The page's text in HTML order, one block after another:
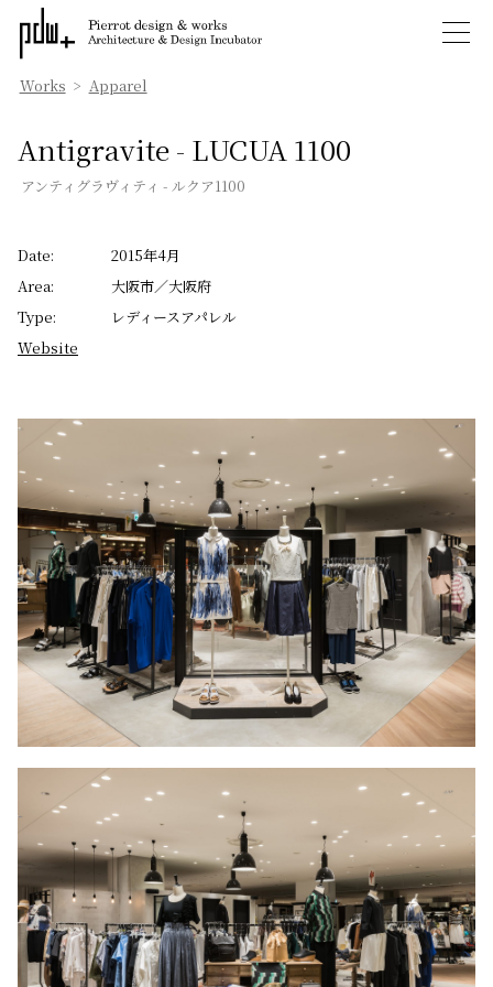
Works > Apparel
Antigravite - LUCUA 1100
アンティグラヴィティ - ルクア1100
Date:
2015年4月
Area:
大阪市／大阪府
Type:
レディースアパレル
Website